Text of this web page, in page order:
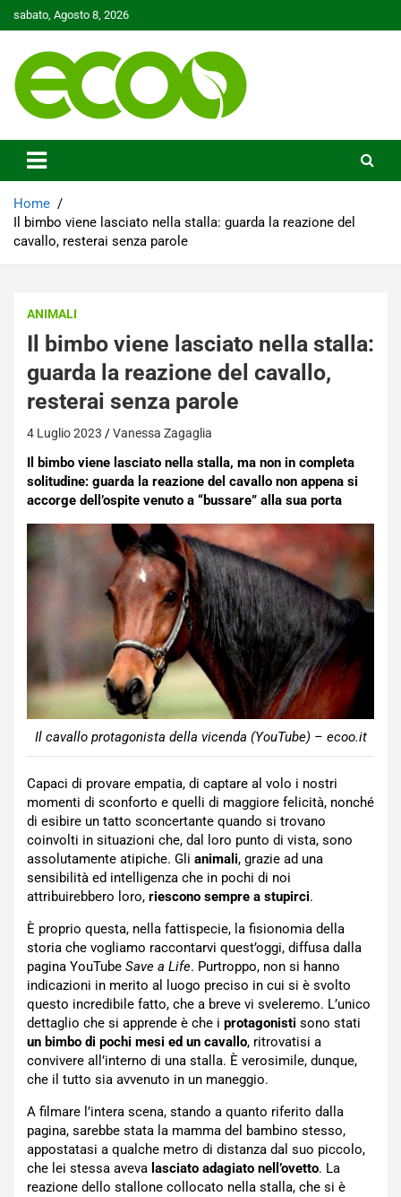
to
sabato, Agosto 8, 2026
Ecoo.it
Home
Il bimbo viene lasciato nella stalla: guarda la reazione del
cavallo, resterai senza parole
ANIMALI
Il bimbo viene lasciato nella stalla:
guarda la reazione del cavallo,
resterai senza parole
4 Luglio 2023 Vanessa Zagaglia
Il bimbo viene lasciato nella stalla, ma non in completa
solitudine: guarda la reazione del cavallo non appena si
accorge dell’ospite venuto a “bussare” alla sua porta
Il cavallo protagonista della vicenda (YouTube) – ecoo.it
Capaci di provare empatia, di captare al volo i nostri
momenti di sconforto e quelli di maggiore felicità, nonché
di esibire un tatto sconcertante quando si trovano
coinvolti in situazioni che, dal loro punto di vista, sono
assolutamente atipiche. Gli animali, grazie ad una
sensibilità ed intelligenza che in pochi di noi
attribuirebbero loro, riescono sempre a stupirci.
È proprio questa, nella fattispecie, la fisionomia della
storia che vogliamo raccontarvi quest’oggi, diffusa dalla
pagina YouTube Save a Life. Purtroppo, non si hanno
indicazioni in merito al luogo preciso in cui si è svolto
questo incredibile fatto, che a breve vi sveleremo. L’unico
dettaglio che si apprende è che i protagonisti sono stati
un bimbo di pochi mesi ed un cavallo, ritrovatisi a
convivere all’interno di una stalla. È verosimile, dunque,
che il tutto sia avvenuto in un maneggio.
A filmare l’intera scena, stando a quanto riferito dalla
pagina, sarebbe stata la mamma del bambino stesso,
appostatasi a qualche metro di distanza dal suo piccolo,
che lei stessa aveva lasciato adagiato nell’ovetto. La
reazione dello stallone collocato nella stalla, che si è